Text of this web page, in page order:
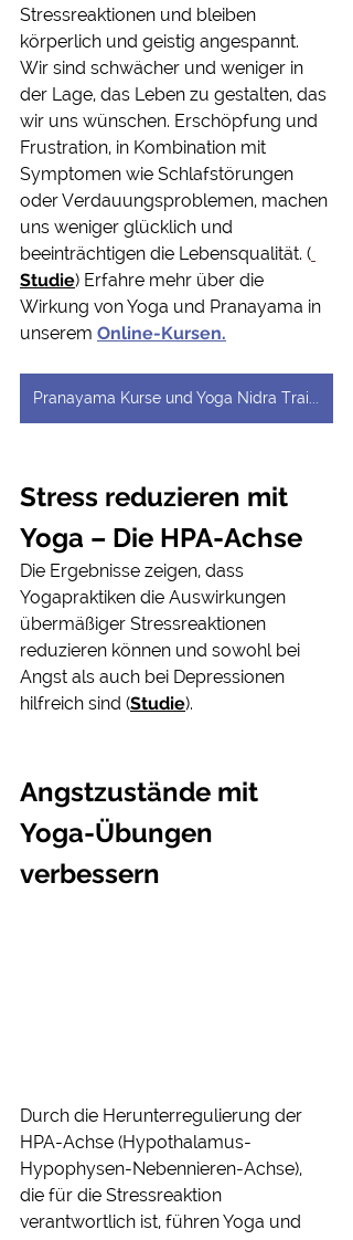
Stressreaktionen und bleiben
körperlich und geistig angespannt.
Wir sind schwächer und weniger in
der Lage, das Leben zu gestalten, das
wir uns wünschen. Erschöpfung und
Frustration, in Kombination mit
Symptomen wie Schlafstörungen
oder Verdauungsproblemen, machen
uns weniger glücklich und
beeinträchtigen die Lebensqualität. (
Studie) Erfahre mehr über die
Wirkung von Yoga und Pranayama in
unserem Online-Kursen.
Stress reduzieren mit
Yoga – Die HPA-Achse
Die Ergebnisse zeigen, dass
Yogapraktiken die Auswirkungen
übermäßiger Stressreaktionen
reduzieren können und sowohl bei
Angst als auch bei Depressionen
hilfreich sind (Studie).
Angstzustände mit
Yoga-Übungen
verbessern
Durch die Herunterregulierung der
HPA-Achse (Hypothalamus-
Hypophysen-Nebennieren-Achse),
die für die Stressreaktion
verantwortlich ist, führen Yoga und